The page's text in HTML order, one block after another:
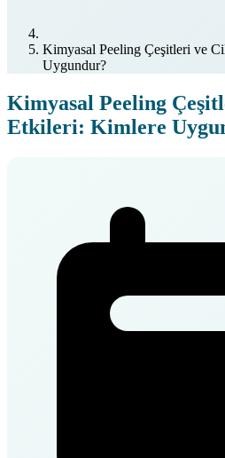
Kimyasal Peeling Çeşitleri ve
Uygundur?
Kimyasal Peeling
Etkileri: Kimlere